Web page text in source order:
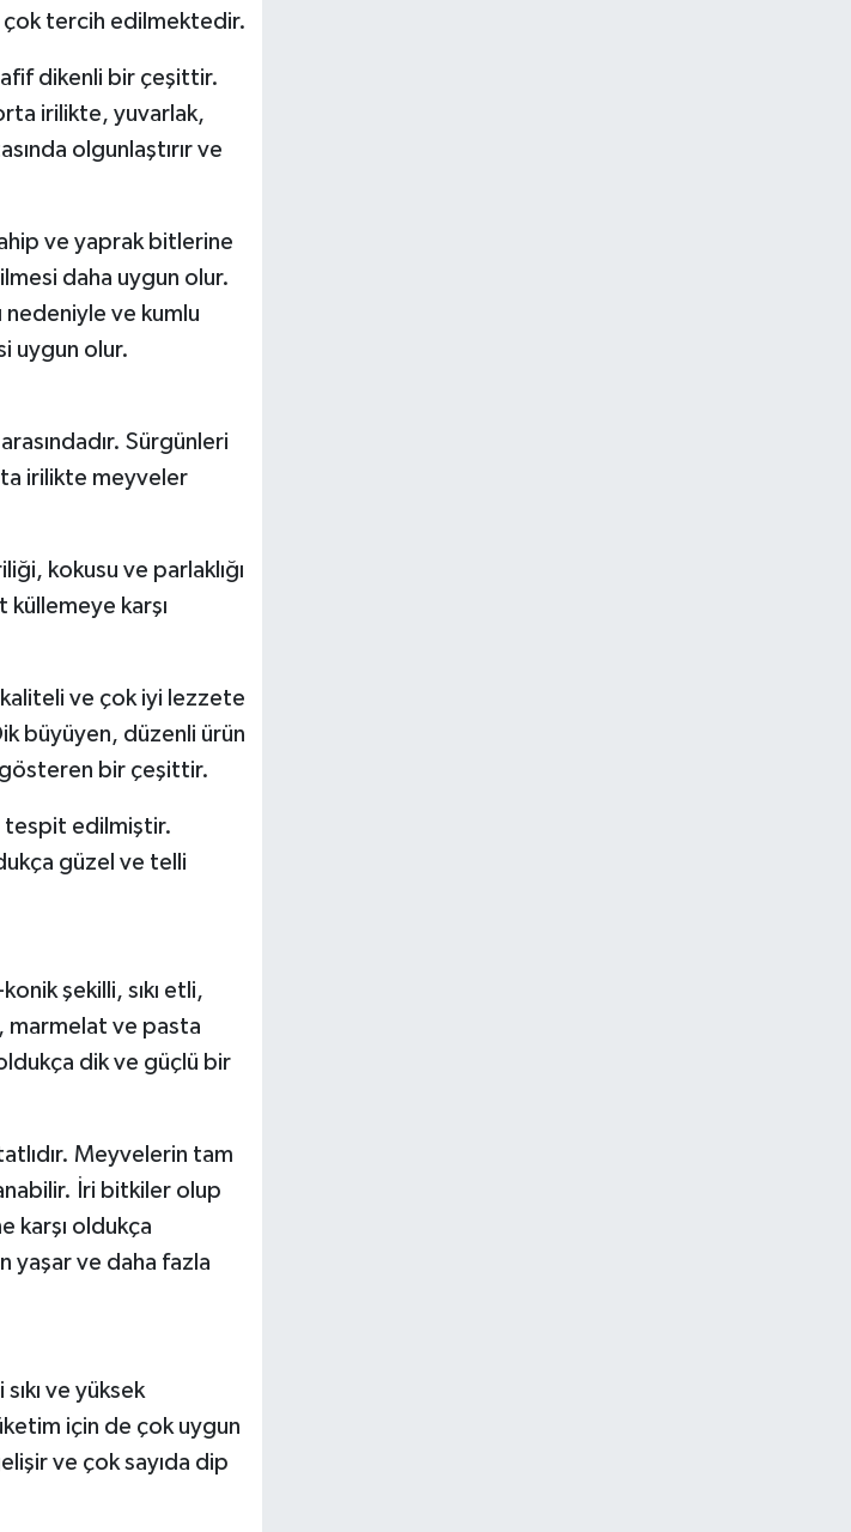
çok tercih edilmektedir.
dikenli bir çeşittir.
irilikte, yuvarlak,
olgunlaştırır ve
ve yaprak bitlerine
daha uygun olur.
nedeniyle ve kumlu
uygun olur.
Sürgünleri
irilikte meyveler
kokusu ve parlaklığı
küllemeye karşı
ve çok iyi lezzete
büyüyen, düzenli ürün
gösteren bir çeşittir.
tespit edilmiştir.
güzel ve telli
şekilli, sıkı etli,
marmelat ve pasta
dik ve güçlü bir
Meyvelerin tam
İri bitkiler olup
karşı oldukça
yaşar ve daha fazla
ve yüksek
için de çok uygun
ve çok sayıda dip